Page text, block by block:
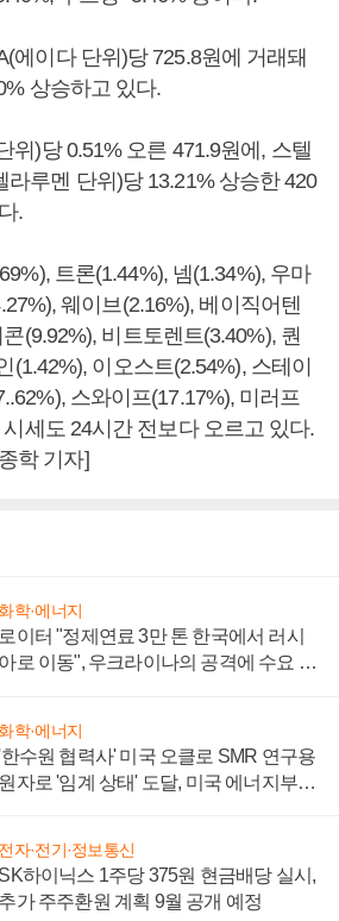
에이다 단위)당 725.8원에 거래돼
상승하고 있다.
위)당 0.51% 오른 471.9원에, 스텔
라루멘 단위)당 13.21% 상승한 420
.
트론(1.44%), 넴(1.34%), 우마
웨이브(2.16%), 베이직어텐
(9.92%), 비트토렌트(3.40%), 퀀
(1.42%), 이오스트(2.54%), 스테이
스와이프(17.17%), 미러프
세도 24시간 전보다 오르고 있다.
학 기자]
화학·에너지
로이터 "정제연료 3만 톤 한국에서 러시
아로 이동", 우크라이나의 공격에 수요 늘
화학·에너지
수원 협력사' 미국 오클로 SMR 연구용
원자로 '임계 상태' 도달, 미국 에너지부
전자·전기·정보통신
SK하이닉스 1주당 375원 현금배당 실시,
추가 주주환원 계획 9월 공개 예정